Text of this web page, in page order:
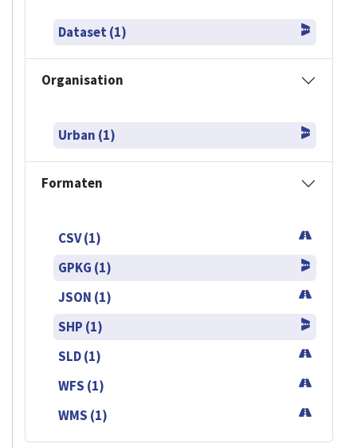
Dataset (1)
Organisation
Urban (1)
Formaten
CSV (1)
GPKG (1)
JSON (1)
SHP (1)
SLD (1)
WFS (1)
WMS (1)